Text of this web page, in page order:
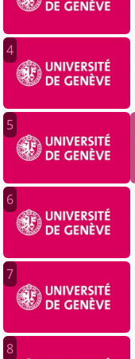
4
5
6
7
8